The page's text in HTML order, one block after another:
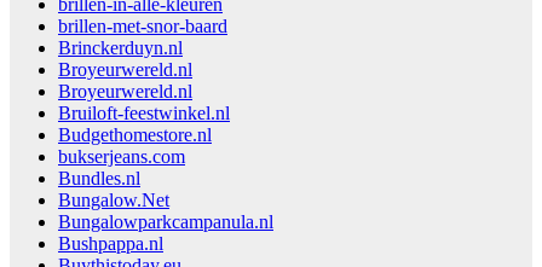
brillen-in-alle-kleuren
brillen-met-snor-baard
Brinckerduyn.nl
Broyeurwereld.nl
Broyeurwereld.nl
Bruiloft-feestwinkel.nl
Budgethomestore.nl
bukserjeans.com
Bundles.nl
Bungalow.Net
Bungalowparkcampanula.nl
Bushpappa.nl